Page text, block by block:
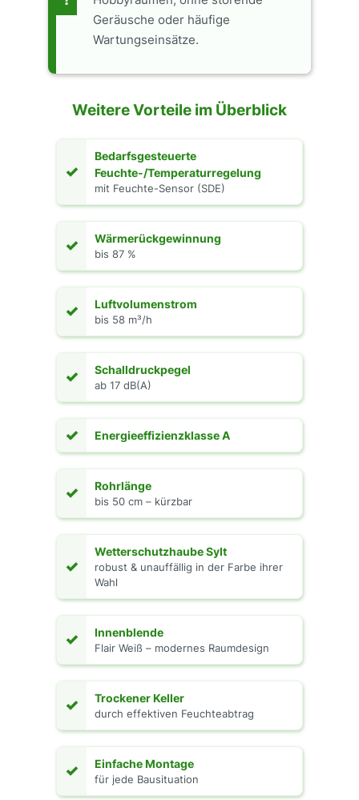
Geräusche oder häufige
Wartungseinsätze.
Weitere Vorteile im Überblick
✓
Bedarfsgesteuerte
Feuchte-/Temperaturregelung
mit Feuchte-Sensor (SDE)
✓ Wärmerückgewinnung
bis 87 %
✓ Luftvolumenstrom
bis 58 m³/h
✓ Schalldruckpegel
ab 17 dB(A)
✓ Energieeffizienzklasse A
✓ Rohrlänge
bis 50 cm – kürzbar
✓
Wetterschutzhaube Sylt
robust & unauffällig in der Farbe ihrer
Wahl
✓ Innenblende
Flair Weiß – modernes Raumdesign
✓ Trockener Keller
durch effektiven Feuchteabtrag
✓ Einfache Montage
für jede Bausituation